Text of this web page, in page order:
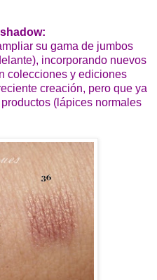
su gama de jumbos
incorporando nuevos
colecciones y ediciones
creación, pero que ya
(lápices normales